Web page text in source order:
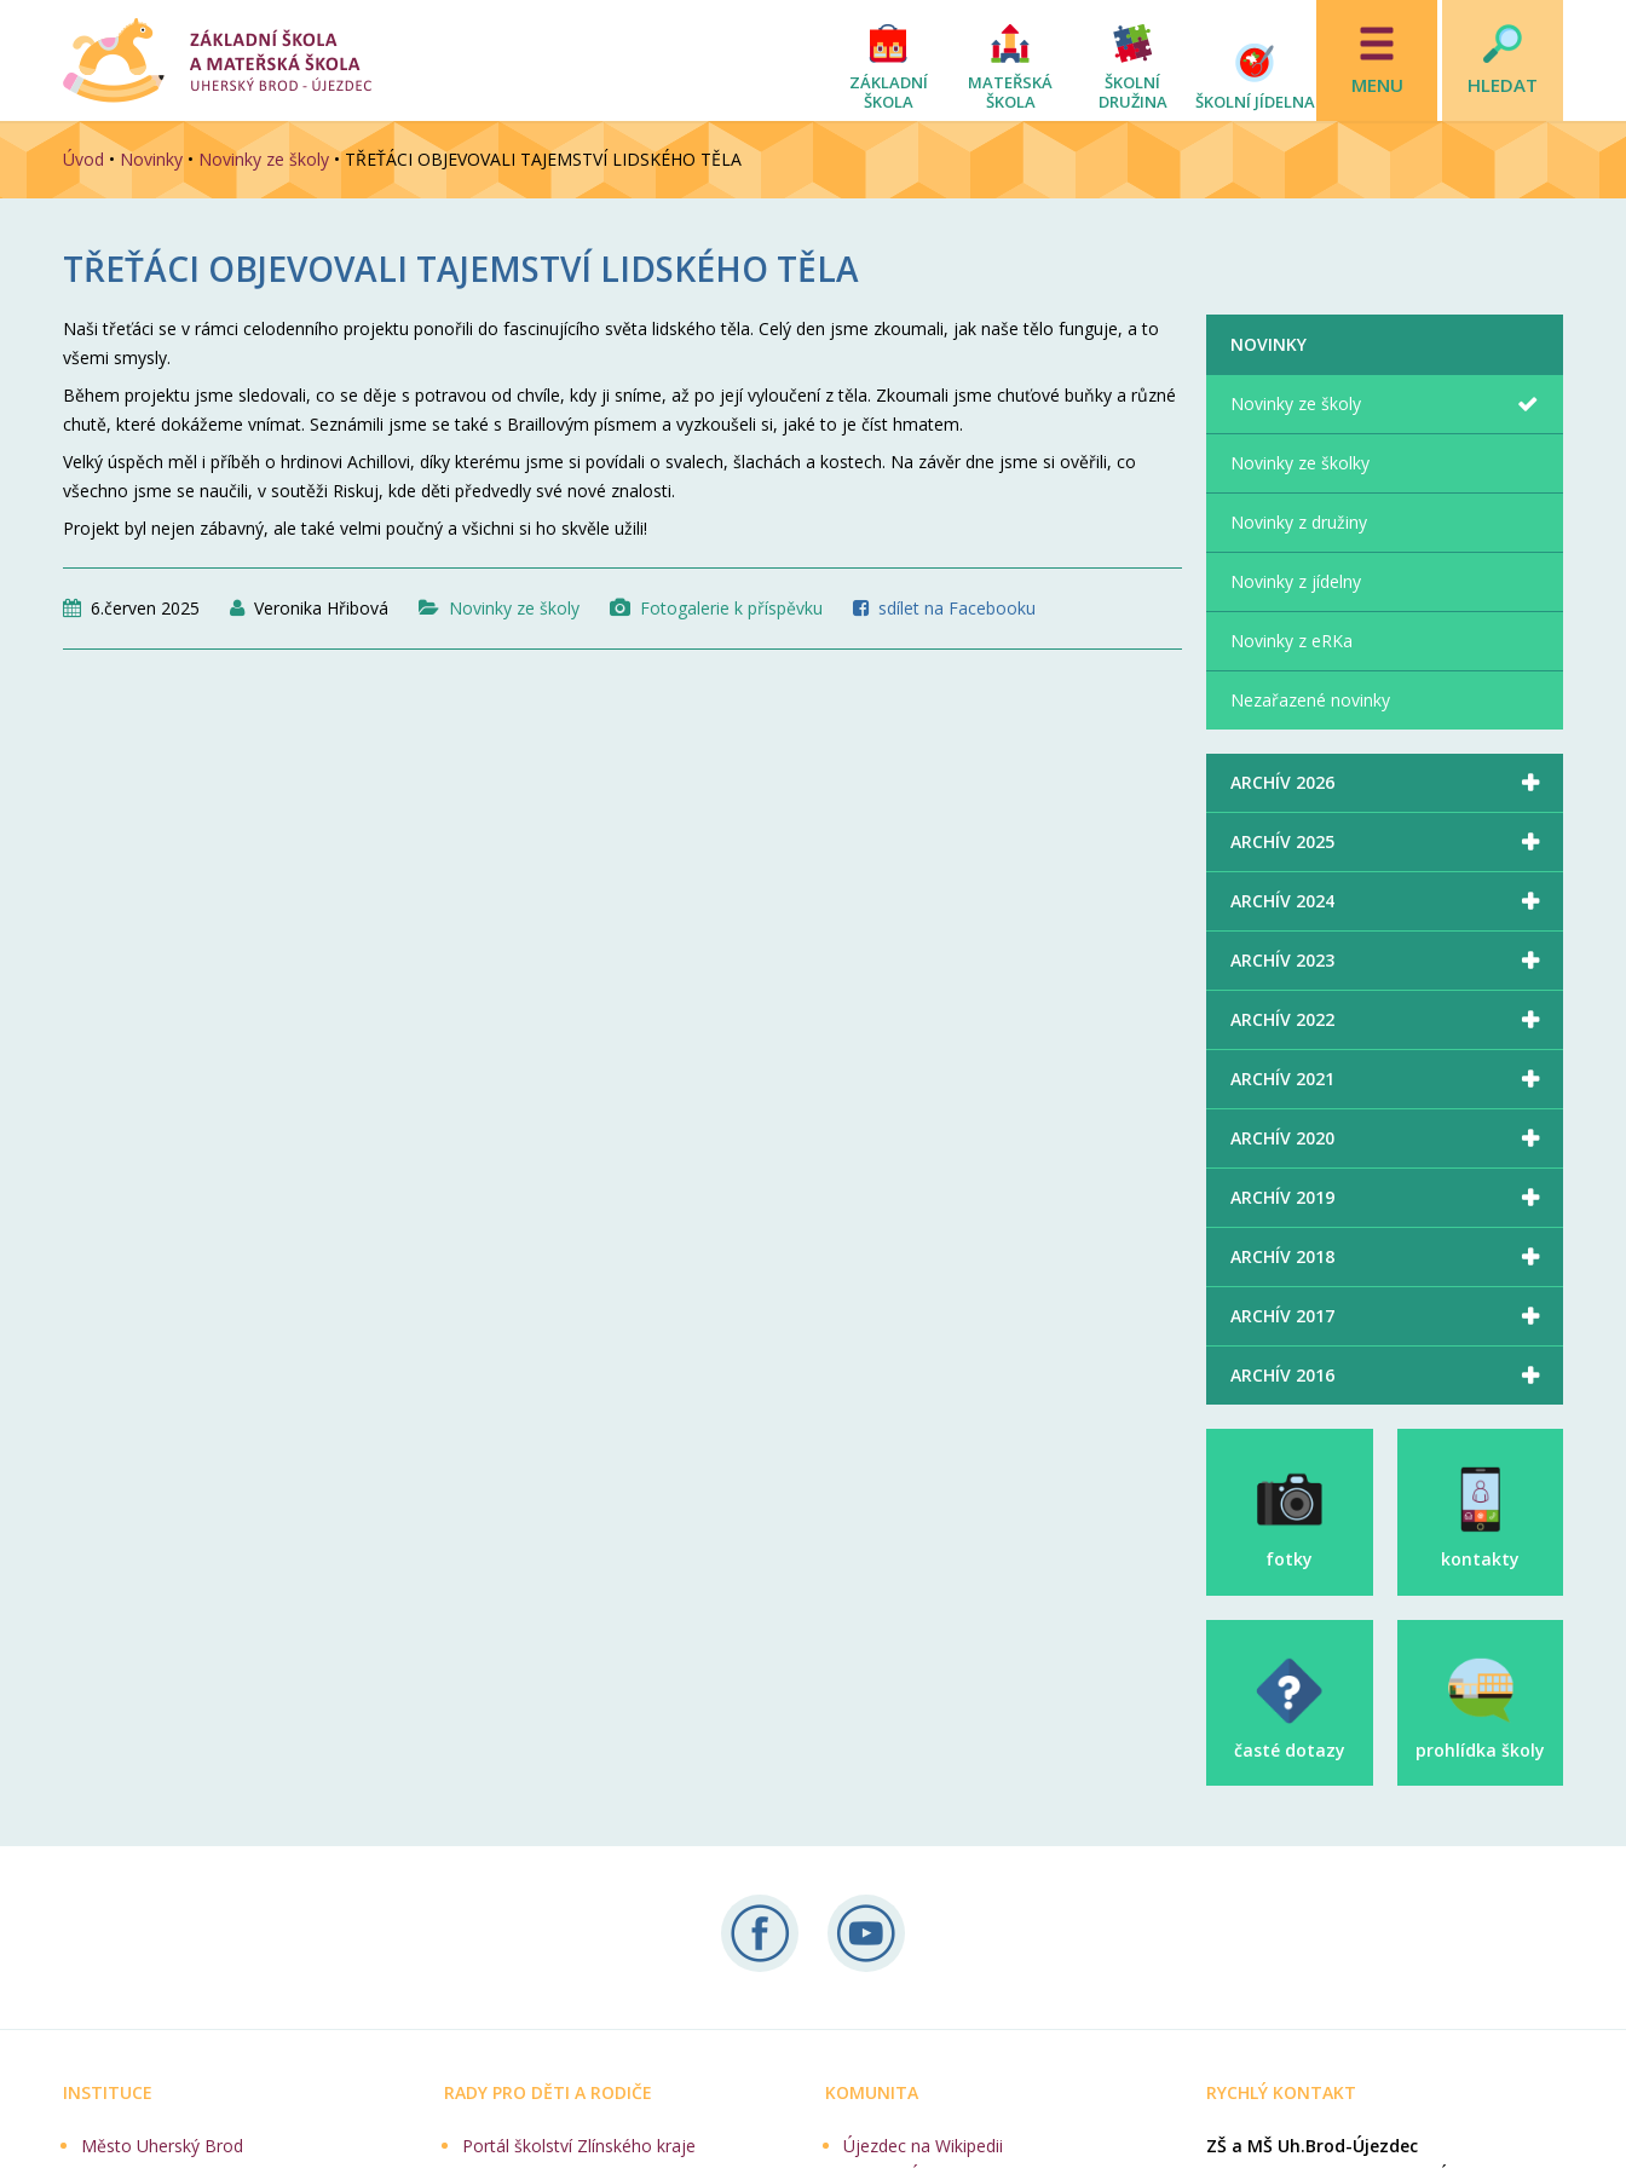
ZÁKLADNÍ
ŠKOLA
MATEŘSKÁ
ŠKOLA
ŠKOLNÍ
DRUŽINA
ŠKOLNÍ JÍDELNA
MENU HLEDAT
Úvod • Novinky • Novinky ze školy •TŘEŤÁCI OBJEVOVALI TAJEMSTVÍ LIDSKÉHO TĚLA
TŘEŤÁCI OBJEVOVALI TAJEMSTVÍ LIDSKÉHO TĚLA
Naši třeťáci se v rámci celodenního projektu ponořili do fascinujícího světa lidského těla. Celý den jsme zkoumali, jak naše tělo funguje, a to
všemi smysly.
Během projektu jsme sledovali, co se děje s potravou od chvíle, kdy ji sníme, až po její vyloučení z těla. Zkoumali jsme chuťové buňky a různé
chutě, které dokážeme vnímat. Seznámili jsme se také s Braillovým písmem a vyzkoušeli si, jaké to je číst hmatem.
Velký úspěch měl i příběh o hrdinovi Achillovi, díky kterému jsme si povídali o svalech, šlachách a kostech. Na závěr dne jsme si ověřili, co
všechno jsme se naučili, v soutěži Riskuj, kde děti předvedly své nové znalosti.
Projekt byl nejen zábavný, ale také velmi poučný a všichni si ho skvěle užili!
6.červen 2025 Veronika Hřibová Novinky ze školy Fotogalerie k příspěvku sdílet na Facebooku
NOVINKY
Novinky ze školy
Novinky ze školky
Novinky z družiny
Novinky z jídelny
Novinky z eRKa
Nezařazené novinky
ARCHÍV 2026 
ARCHÍV 2025 
ARCHÍV 2024 
ARCHÍV 2023 
ARCHÍV 2022 
ARCHÍV 2021 
ARCHÍV 2020 
ARCHÍV 2019 
ARCHÍV 2018 
ARCHÍV 2017 
ARCHÍV 2016 
fotky kontakty
časté dotazy prohlídka školy
INSTITUCE
Město Uherský Brod
RADY PRO DĚTI A RODIČE
Portál školství Zlínského kraje
KOMUNITA
Újezdec na Wikipedii
RYCHLÝ KONTAKT
ZŠ a MŠ Uh.Brod-Újezdec